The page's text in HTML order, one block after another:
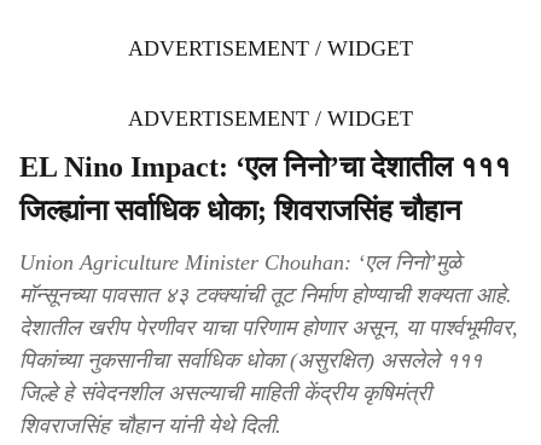
ADVERTISEMENT / WIDGET
ADVERTISEMENT / WIDGET
EL Nino Impact: ‘एल निनो’चा देशातील १११
जिल्ह्यांना सर्वाधिक धोका; शिवराजसिंह चौहान
Union Agriculture Minister Chouhan: ‘एल निनो’मुळे
मॉन्सूनच्या पावसात ४३ टक्क्यांची तूट निर्माण होण्याची शक्यता आहे.
देशातील खरीप पेरणीवर याचा परिणाम होणार असून, या पार्श्वभूमीवर,
पिकांच्या नुकसानीचा सर्वाधिक धोका (असुरक्षित) असलेले १११
जिल्हे हे संवेदनशील असल्याची माहिती केंद्रीय कृषिमंत्री
शिवराजसिंह चौहान यांनी येथे दिली.